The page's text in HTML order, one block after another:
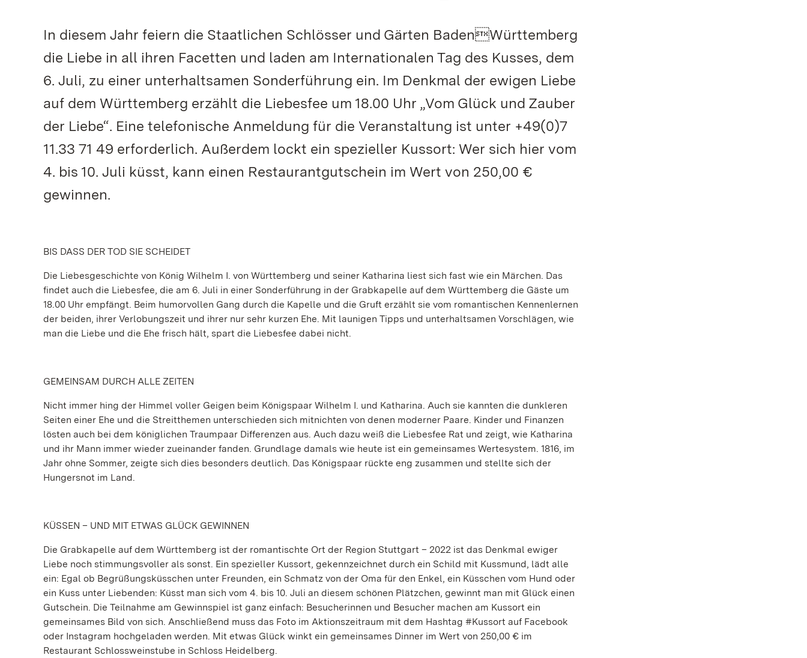
In diesem Jahr feiern die Staatlichen Schlösser und Gärten BadenWürttemberg
die Liebe in all ihren Facetten und laden am Internationalen Tag des Kusses, dem
6. Juli, zu einer unterhaltsamen Sonderführung ein. Im Denkmal der ewigen Liebe
auf dem Württemberg erzählt die Liebesfee um 18.00 Uhr „Vom Glück und Zauber
der Liebe“. Eine telefonische Anmeldung für die Veranstaltung ist unter +49(0)7
11.33 71 49 erforderlich. Außerdem lockt ein spezieller Kussort: Wer sich hier vom
4. bis 10. Juli küsst, kann einen Restaurantgutschein im Wert von 250,00 €
gewinnen.
BIS DASS DER TOD SIE SCHEIDET
Die Liebesgeschichte von König Wilhelm I. von Württemberg und seiner Katharina liest sich fast wie ein Märchen. Das
findet auch die Liebesfee, die am 6. Juli in einer Sonderführung in der Grabkapelle auf dem Württemberg die Gäste um
18.00 Uhr empfängt. Beim humorvollen Gang durch die Kapelle und die Gruft erzählt sie vom romantischen Kennenlernen
der beiden, ihrer Verlobungszeit und ihrer nur sehr kurzen Ehe. Mit launigen Tipps und unterhaltsamen Vorschlägen, wie
man die Liebe und die Ehe frisch hält, spart die Liebesfee dabei nicht.
GEMEINSAM DURCH ALLE ZEITEN
Nicht immer hing der Himmel voller Geigen beim Königspaar Wilhelm I. und Katharina. Auch sie kannten die dunkleren
Seiten einer Ehe und die Streitthemen unterschieden sich mitnichten von denen moderner Paare. Kinder und Finanzen
lösten auch bei dem königlichen Traumpaar Differenzen aus. Auch dazu weiß die Liebesfee Rat und zeigt, wie Katharina
und ihr Mann immer wieder zueinander fanden. Grundlage damals wie heute ist ein gemeinsames Wertesystem. 1816, im
Jahr ohne Sommer, zeigte sich dies besonders deutlich. Das Königspaar rückte eng zusammen und stellte sich der
Hungersnot im Land.
KÜSSEN – UND MIT ETWAS GLÜCK GEWINNEN
Die Grabkapelle auf dem Württemberg ist der romantischte Ort der Region Stuttgart – 2022 ist das Denkmal ewiger
Liebe noch stimmungsvoller als sonst. Ein spezieller Kussort, gekennzeichnet durch ein Schild mit Kussmund, lädt alle
ein: Egal ob Begrüßungsküsschen unter Freunden, ein Schmatz von der Oma für den Enkel, ein Küsschen vom Hund oder
ein Kuss unter Liebenden: Küsst man sich vom 4. bis 10. Juli an diesem schönen Plätzchen, gewinnt man mit Glück einen
Gutschein. Die Teilnahme am Gewinnspiel ist ganz einfach: Besucherinnen und Besucher machen am Kussort ein
gemeinsames Bild von sich. Anschließend muss das Foto im Aktionszeitraum mit dem Hashtag #Kussort auf Facebook
oder Instagram hochgeladen werden. Mit etwas Glück winkt ein gemeinsames Dinner im Wert von 250,00 € im
Restaurant Schlossweinstube in Schloss Heidelberg.